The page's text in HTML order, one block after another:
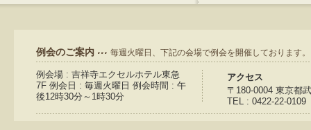
例会のご案内 毎週火曜日、下記の会場で例会を開催しております。
例会場 : 吉祥寺エクセルホテル東急
7F 例会日 : 毎週火曜日 例会時間 : 午
後12時30分～1時30分
アクセス
〒180-0004 東京都
TEL : 0422-22-